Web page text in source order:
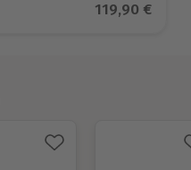
Aktueller
119,90 €